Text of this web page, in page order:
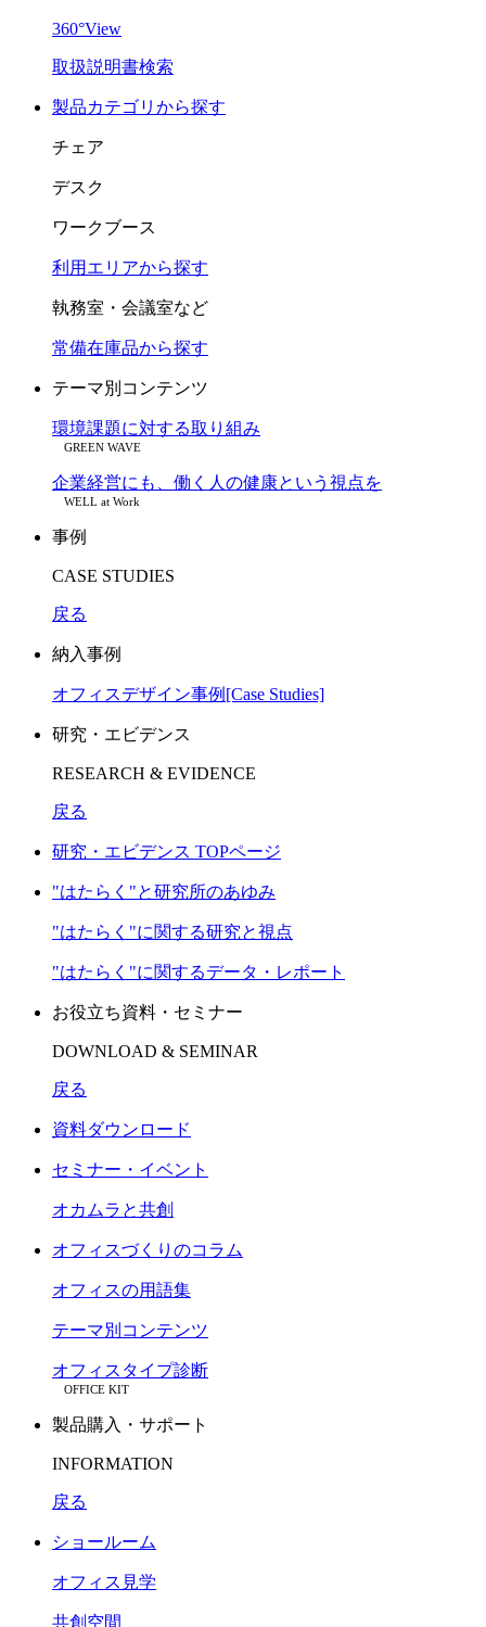
360°View
取扱説明書検索
製品カテゴリから探す
チェア
デスク
ワークブース
利用エリアから探す
執務室・会議室など
常備在庫品から探す
テーマ別コンテンツ
環境課題に対する取り組み
GREEN WAVE
企業経営にも、働く人の健康という視点を
WELL at Work
事例
CASE STUDIES
戻る
納入事例
オフィスデザイン事例[Case Studies]
研究・エビデンス
RESEARCH & EVIDENCE
戻る
研究・エビデンス TOPページ
"はたらく"と研究所のあゆみ
"はたらく"に関する研究と視点
"はたらく"に関するデータ・レポート
お役立ち資料・セミナー
DOWNLOAD & SEMINAR
戻る
資料ダウンロード
セミナー・イベント
オカムラと共創
オフィスづくりのコラム
オフィスの用語集
テーマ別コンテンツ
オフィスタイプ診断
OFFICE KIT
製品購入・サポート
INFORMATION
戻る
ショールーム
オフィス見学
共創空間